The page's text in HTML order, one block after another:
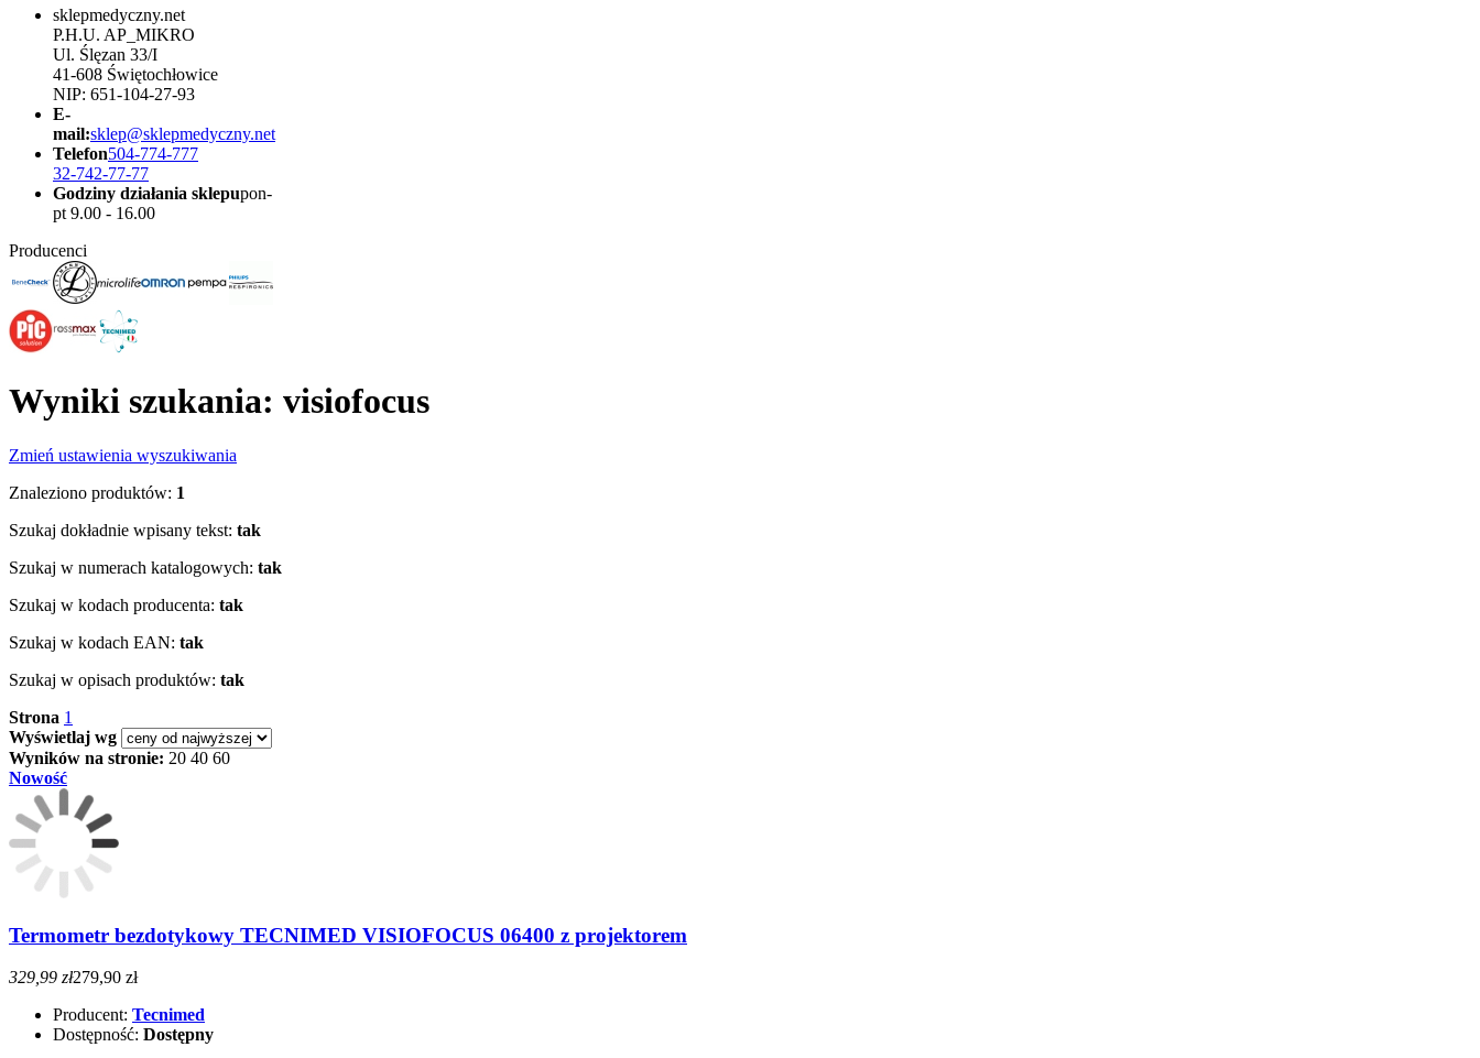
sklepmedyczny.net
P.H.U. AP_MIKRO
Ul. Ślęzan 33/I
41-608 Świętochłowice
NIP: 651-104-27-93
E-
mail:sklep@sklepmedyczny.net
Telefon504-774-777
32-742-77-77
Godziny działania sklepupon-
pt 9.00 - 16.00
Producenci
Wyniki szukania: visiofocus
Zmień ustawienia wyszukiwania
Znaleziono produktów: 1
Szukaj dokładnie wpisany tekst: tak
Szukaj w numerach katalogowych: tak
Szukaj w kodach producenta: tak
Szukaj w kodach EAN: tak
Szukaj w opisach produktów: tak
Strona 1
Wyświetlaj wg
Wyników na stronie: 20 40 60
Nowość
Termometr bezdotykowy TECNIMED VISIOFOCUS 06400 z projektorem
329,99 zł279,90 zł
Producent: Tecnimed
Dostępność: Dostępny